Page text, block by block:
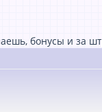
бонусы и за